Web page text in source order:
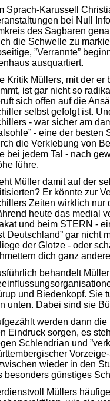
Sprach-Karussell
bei Null
des Sagbaren
die Schwelle zu
”Verrannte”
ausquartiert.
Kritik Müllers, mit der er
ist gar nicht so
sich offen auf die
selbst gefolgt ist.
- war sicher am
- eine der
die Verklebung von
bei jedem Tal - nach
führe.
Müller damit auf der
Er könnte zur
Zeiten wirklich nur
heute das medial
und beim STERN -
Deutschland” gar nicht
der Glotze - oder
dich ganz
behandelt
und Biedenkopf. Sie
unten. Dabei sind sie
werden dann
Eindruck sorgen, es
Schlendrian und
wieder in den
besonders günstiges
Müllers